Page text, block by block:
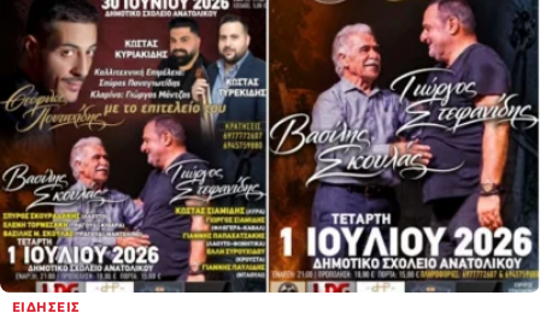
ΕΙΔΉΣΕΙΣ